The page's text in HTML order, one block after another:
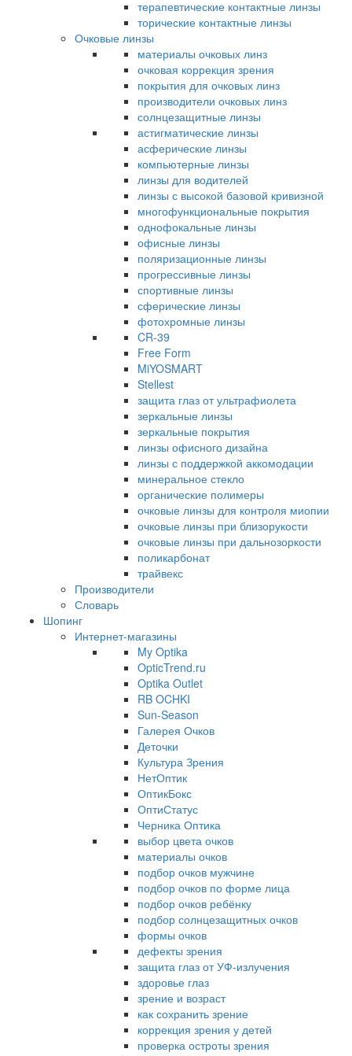
терапевтические контактные линзы
торические контактные линзы
Очковые линзы
материалы очковых линз
очковая коррекция зрения
покрытия для очковых линз
производители очковых линз
солнцезащитные линзы
астигматические линзы
асферические линзы
компьютерные линзы
линзы для водителей
линзы с высокой базовой кривизной
многофункциональные покрытия
однофокальные линзы
офисные линзы
поляризационные линзы
прогрессивные линзы
спортивные линзы
сферические линзы
фотохромные линзы
CR-39
Free Form
MiYOSMART
Stellest
защита глаз от ультрафиолета
зеркальные линзы
зеркальные покрытия
линзы офисного дизайна
линзы с поддержкой аккомодации
минеральное стекло
органические полимеры
очковые линзы для контроля миопии
очковые линзы при близорукости
очковые линзы при дальнозоркости
поликарбонат
трайвекс
Производители
Словарь
Шопинг
Интернет-магазины
My Optika
OpticTrend.ru
Optika Outlet
RB OCHKI
Sun-Season
Галерея Очков
Деточки
Культура Зрения
НетОптик
ОптикБокс
ОптиСтатус
Черника Оптика
выбор цвета очков
материалы очков
подбор очков мужчине
подбор очков по форме лица
подбор очков ребёнку
подбор солнцезащитных очков
формы очков
дефекты зрения
защита глаз от УФ-излучения
здоровье глаз
зрение и возраст
как сохранить зрение
коррекция зрения у детей
проверка остроты зрения